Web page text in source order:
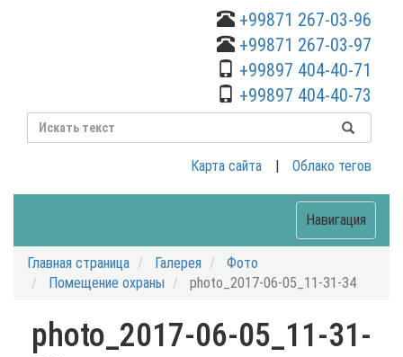
+99871 267-03-96
+99871 267-03-97
+99897 404-40-71
+99897 404-40-73
Облако тегов
|
Карта сайта
Навигация
Главная страница Галерея
Фото
Помещение охраны
photo_2017-06-05_11-31-34
photo_2017-06-05_11-31-